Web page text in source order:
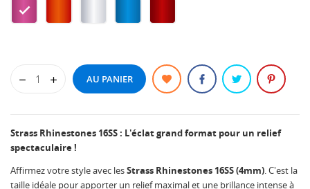
Rose HyacinthCrystalAqua Siam
AU PANIER
Strass Rhinestones 16SS : L'éclat grand format pour un relief
spectaculaire !
Affirmez votre style avec lesStrass Rhinestones 16SS (4mm). C'est la
taille idéale pour apporter un relief maximal et une brillance intense à